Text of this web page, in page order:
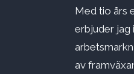
Med tio års
erbjuder jag
av